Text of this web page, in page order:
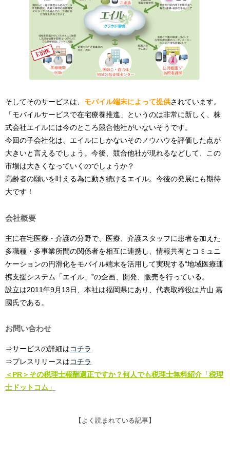
そしてそのサービスは、 モバイル端末によって提供されています。
「モバイルサービスで在宅療養推進」というのは非常に新しく、株
式会社エイルには今のところ競合他社がいないそうです。
今回の子会社化は、エイルにしかないそのノウハウを評価した点が
大きいと言えるでしょう。今後、競合他社が現れるなどして、この
市場は大きくなっていくのでしょうか？
高齢者の願いを叶える為に動き続けるエイル。今後の発展にも期待
大です！
会社概要
主に在宅医療・介護の分野で、医療、介護スタッフに患者を加えた
多職種・多事業所間の関係者を相互に連携し、情報共有とコミュニ
ケーションの円滑化をモバイル端末を活用して実現する“地域医療連
携支援システム「エイル」”の企画、開発、販売を行っている。
設立は2011年9月13日、本社は福岡県にあり、代表取締役は片山 嘉
國氏である。
お問い合わせ
⇒サービスの詳細は コチラ
⇒プレスリリースは コチラ
＜PR＞その税理士報酬適正ですか？何人でも税理士無料紹介「税理
士ドットコム」
【よく読まれている記事】